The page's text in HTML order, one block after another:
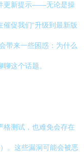
更新提示——无论是操
促我们“升级到最新版
带来一些困惑：为什么
这个话题。
格测试，也难免会存在
。这些漏洞可能会被恶